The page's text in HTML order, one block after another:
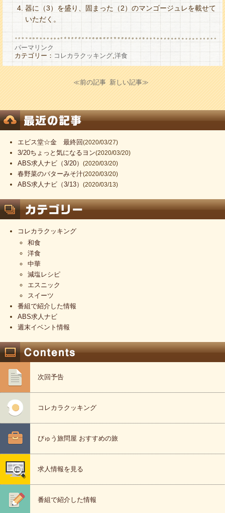
器に（3）を盛り、固まった（2）のマンゴージュレを載せて
いただく。
パーマリンク
カテゴリー： コレカラクッキング,洋食
≪前の記事 新しい記事≫
エビス堂☆金 最終回(2020/03/27)
3/20ちょっと気になるヨン(2020/03/20)
ABS求人ナビ（3/20）(2020/03/20)
春野菜のバターみそ汁(2020/03/20)
ABS求人ナビ（3/13）(2020/03/13)
コレカラクッキング
和食
洋食
中華
減塩レシピ
エスニック
スイーツ
番組で紹介した情報
ABS求人ナビ
週末イベント情報
次回予告
コレカラクッキング
びゅう旅問屋 おすすめの旅
求人情報を見る
番組で紹介した情報